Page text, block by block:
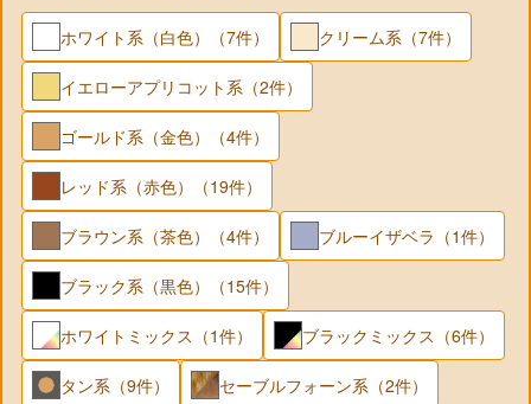
ホワイト系（白色）（7件） クリーム系（7件）
イエローアプリコット系（2件）
ゴールド系（金色）（4件）
レッド系（赤色）（19件）
ブラウン系（茶色）（4件） ブルーイザベラ（1件）
ブラック系（黒色）（15件）
ホワイトミックス（1件） ブラックミックス（6件）
タン系（9件） セーブルフォーン系（2件）